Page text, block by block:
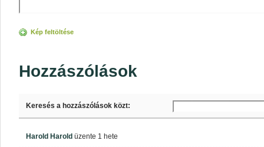
Kép feltöltése
Hozzászólások
Keresés a hozzászólások közt:
Harold Harold üzente 1 hete